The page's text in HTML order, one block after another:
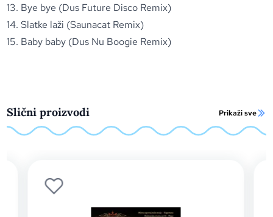
13. Bye bye (Dus Future Disco Remix)
14. Slatke laži (Saunacat Remix)
15. Baby baby (Dus Nu Boogie Remix)
Slični proizvodi Prikaži sve